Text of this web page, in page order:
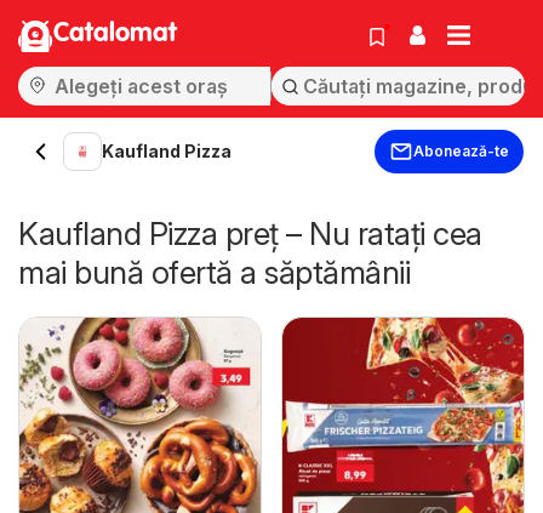
Catalomat
Kaufland Pizza Abonează-te
Kaufland Pizza preț – Nu ratați cea
mai bună ofertă a săptămânii